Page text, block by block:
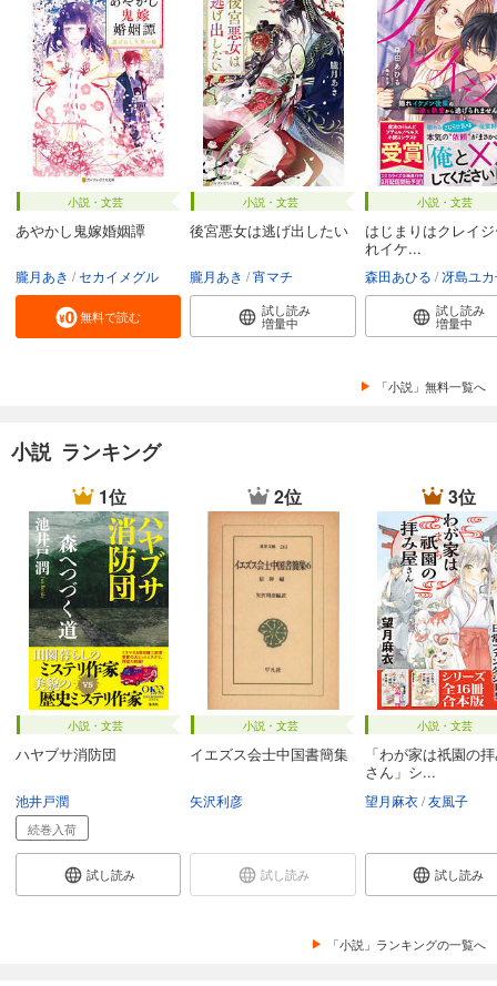
小説・文芸
あやかし鬼嫁婚姻譚
朧月あき セカイメグル
無料で読む
小説・文芸
後宮悪女は逃げ出したい
朧月あき 宵マチ
試し読み
増量中
小説・文芸
はじまりはクレイ
れイケ...
森田あひる 冴島ユ
試し読み
増量中
「小説」無料一覧へ
小説 ランキング
1位
小説・文芸
ハヤブサ消防団
池井戸潤
続巻入荷
試し読み
2位
小説・文芸
イエズス会士中国書簡集
矢沢利彦
試し読み
3位
小説・文芸
「わが家は祇園の
さん」シ...
望月麻衣 友風子
試し読み
「小説」ランキングの一覧へ